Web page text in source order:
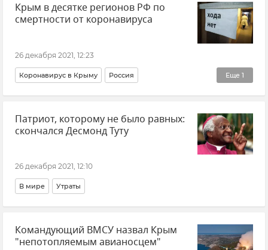
Крым в десятке регионов РФ по
смертности от коронавируса
26 декабря 2021, 12:23
Еще 1
Коронавирус в Крыму Россия
Распространение коронавируса в РФ
Патриот, которому не было равных:
скончался Десмонд Туту
26 декабря 2021, 12:10
В мире Утраты
Командующий ВМСУ назвал Крым
"непотопляемым авианосцем"